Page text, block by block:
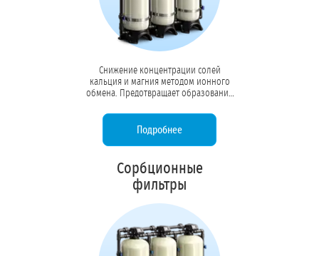
Снижение концентрации солей
кальция и магния методом ионного
обмена. Предотвращает образование
охлаждения, продлевая срок службы
оборудования в 3–5 раз.
Подробнее
Сорбционные
фильтры